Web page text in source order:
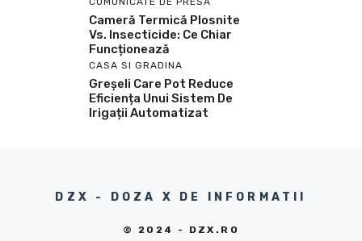
Cameră Termică Plosnite
Vs. Insecticide: Ce Chiar
Funcționează
CASA SI GRADINA
Greșeli Care Pot Reduce
Eficiența Unui Sistem De
Irigații Automatizat
DZX - DOZA X DE INFORMATII
© 2024 - DZX.RO